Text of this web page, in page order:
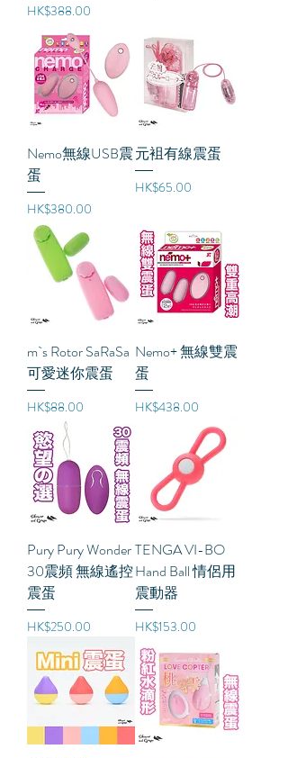
價格
HK$388.00
Nemo無線USB震
蛋
價格
HK$380.00
元袓有線震蛋
價格
HK$65.00
m`s Rotor SaRaSa
可愛迷你震蛋
價格
HK$88.00
Nemo+ 無線雙震
蛋
價格
HK$438.00
Pury Pury Wonder
30震頻 無線遙控
震蛋
價格
HK$250.00
TENGA VI-BO
Hand Ball 情侶用
震動器
價格
HK$153.00